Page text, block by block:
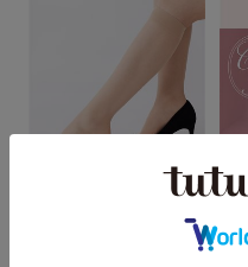
[美肌]感動のストッキ
ング(ハイソックス丈)
[感
美
伝